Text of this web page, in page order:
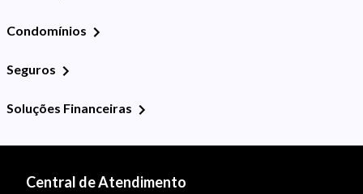
Condomínios
Seguros
Soluções Financeiras
Central de Atendimento